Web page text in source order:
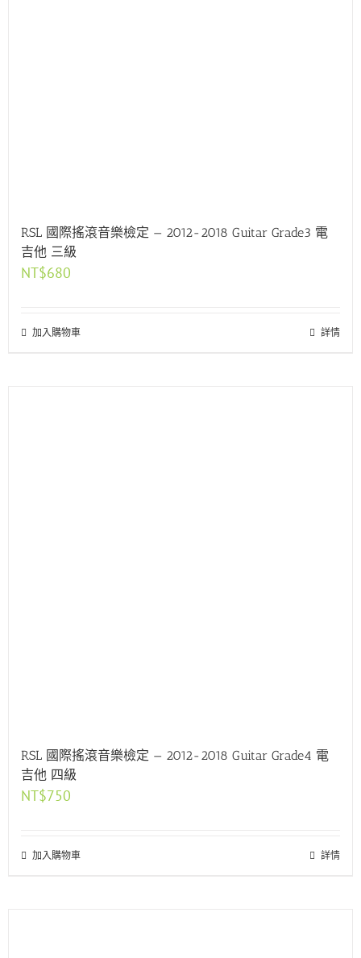
RSL 國際搖滾音樂檢定 — 2012-2018 Guitar Grade3 電
吉他 三級
NT$680
加入購物車 詳情
RSL 國際搖滾音樂檢定 — 2012-2018 Guitar Grade4 電
吉他 四級
NT$750
加入購物車 詳情